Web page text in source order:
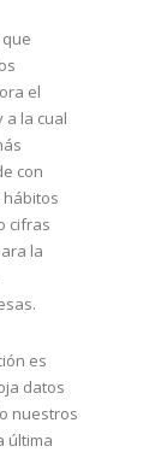
el
a la cual
con
hábitos
cifras
la
es
datos
nuestros
última